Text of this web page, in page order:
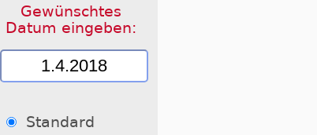
Gewünschtes
Datum eingeben:
Standard